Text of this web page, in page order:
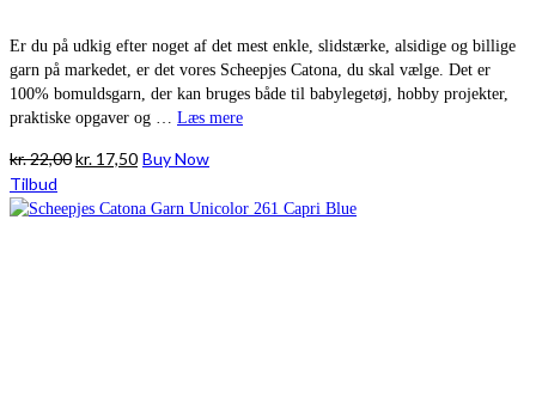
Er du på udkig efter noget af det mest enkle, slidstærke, alsidige og billige
garn på markedet, er det vores Scheepjes Catona, du skal vælge. Det er
100% bomuldsgarn, der kan bruges både til babylegetøj, hobby projekter,
praktiske opgaver og … Læs mere
kr.22,00Den
pris
kr. 17,50Den
pris
Buy Now
Tilbud